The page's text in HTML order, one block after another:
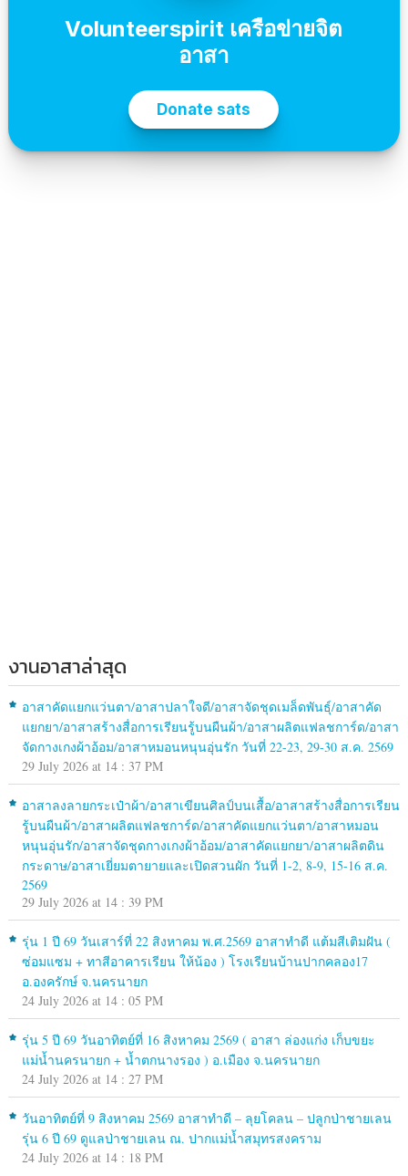
งานอาสาล่าสุด
อาสาคัดแยกแว่นตา/อาสาปลาใจดี/อาสาจัดชุดเมล็ดพันธุ์/อาสาคัด
แยกยา/อาสาสร้างสื่อการเรียนรู้บนผืนผ้า/อาสาผลิตแฟลชการ์ด/อาสา
จัดกางเกงผ้าอ้อม/อาสาหมอนหนุนอุ่นรัก วันที่ 22-23, 29-30 ส.ค. 2569
29 July 2026 at 14 : 37 PM
อาสาลงลายกระเป๋าผ้า/อาสาเขียนศิลป์บนเสื้อ/อาสาสร้างสื่อการเรียน
รู้บนผืนผ้า/อาสาผลิตแฟลชการ์ด/อาสาคัดแยกแว่นตา/อาสาหมอน
หนุนอุ่นรัก/อาสาจัดชุดกางเกงผ้าอ้อม/อาสาคัดแยกยา/อาสาผลิตดิน
กระดาษ/อาสาเยี่ยมตายายและเปิดสวนผัก วันที่ 1-2, 8-9, 15-16 ส.ค.
2569
29 July 2026 at 14 : 39 PM
รุ่น 1 ปี 69 วันเสาร์ที่ 22 สิงหาคม พ.ศ.2569 อาสาทำดี แต้มสีเติมฝัน (
ซ่อมแซม + ทาสีอาคารเรียน ให้น้อง ) โรงเรียนบ้านปากคลอง17
อ.องครักษ์ จ.นครนายก
24 July 2026 at 14 : 05 PM
รุ่น 5 ปี 69 วันอาทิตย์ที่ 16 สิงหาคม 2569 ( อาสา ล่องแก่ง เก็บขยะ
แม่น้ำนครนายก + น้ำตกนางรอง ) อ.เมือง จ.นครนายก
24 July 2026 at 14 : 27 PM
วันอาทิตย์ที่ 9 สิงหาคม 2569 อาสาทำดี – ลุยโคลน – ปลูกป่าชายเลน
รุ่น 6 ปี 69 ดูแลป่าชายเลน ณ. ปากแม่น้ำสมุทรสงคราม
24 July 2026 at 14 : 18 PM